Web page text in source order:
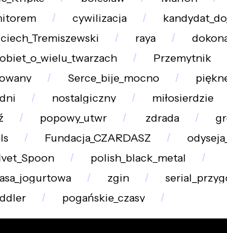
cywilizacja
raya
Przemytnik
Serce_bije_mocno
nostalgiczny miłosierdzie
popowy_utwr zdrada
Fundacja_CZARDASZ
polish_black_metal
zgin
pogańskie_czasy